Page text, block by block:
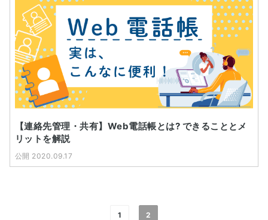
【連絡先管理・共有】Web電話帳とは? できることとメ
リットを解説
公開 2020.09.17
1 2